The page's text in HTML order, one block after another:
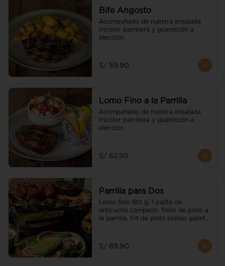
Bife Angosto
Acompañado de nuestra ensalada
tricolor parrillera y guarnición a
elección
S/ 59.90
Lomo Fino a la Parrilla
Acompañado de nuestra ensalada
tricolor parrillera y guarnición a
elección
S/ 62.90
Parrilla para Dos
Lomo fino 180 g, 1 palito de
anticucho campeón, filete de pollo a
la parrilla, 1/4 de pollo pellejo galleta
ensalada de la casa
S/ 89.90